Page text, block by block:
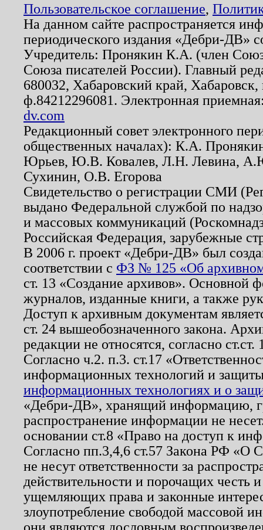
Пользовательское соглашение,
На данном сайте распространяется
периодического издания «Дебри-ДВ»
Учредитель: Пронякин К.А. (член
Союза писателей России). Главный
680032, Хабаровский край,
ф.84212296081. Электронная
dv.com
Редакционный совет электронного
общественных началах): К.А.
Юрьев, Ю.В. Ковалев, Л.Н. Левина,
Сухинин, О.В. Егорова
Свидетельство о регистрации СМИ
выдано Федеральной службой по
и массовых коммуникаций
Российская Федерация, зарубежные
В 2006 г. проект «Дебри-ДВ» был
соответствии с ФЗ № 125 «Об
ст. 13 «Создание архивов». Основной
журналов, изданные книги, а также
Доступ к архивным документам
ст. 24 вышеобозначенного закона.
редакции не относятся, согласно
Согласно ч.2. п.3. ст.17
информационных технологий и
информационных технологиях и о
«Дебри-ДВ», хранящий информацию,
распространение информации не
основании ст.8 «Право на доступ к
Согласно пп.3,4,6 ст.57 Закона РФ «О
не несут ответственности за
действительности и порочащих честь
ущемляющих права и законные
злоупотребление свободой массовой
они являются дословным